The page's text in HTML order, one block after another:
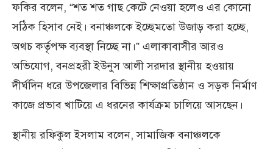
ফকির বলেন, “শত শত গাছ কেটে নেওয়া হলেও এর কোনো
সঠিক হিসাব নেই। বনাঞ্চলকে ইচ্ছেমতো উজাড় করা হচ্ছে,
অথচ কর্তৃপক্ষ ব্যবস্থা নিচ্ছে না।” এলাকাবাসীর আরও
অভিযোগ, বনপ্রহরী ইউনুস আলী সরদার স্থানীয় হওয়ায়
দীর্ঘদিন ধরে উপজেলার বিভিন্ন শিক্ষাপ্রতিষ্ঠান ও সড়ক নির্মাণ
কাজে প্রভাব খাটিয়ে এ ধরনের কার্যক্রম চালিয়ে আসছেন।
স্থানীয় রফিকুল ইসলাম বলেন, সামাজিক বনাঞ্চলকে